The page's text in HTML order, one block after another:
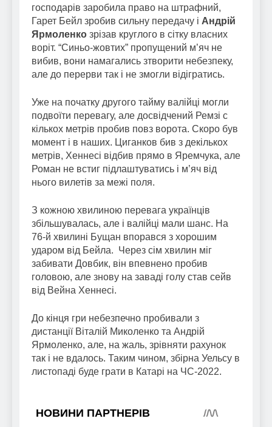
господарів заробила право на штрафний,
Гарет Бейл зробив сильну передачу і Андрій
Ярмоленко зрізав круглого в сітку власних
воріт. “Синьо-жовтих” пропущений м’яч не
вибив, вони намагались зтворити небезпеку,
але до перерви так і не змогли відігратись.
Уже на початку другого тайму валійці могли
подвоїти перевагу, але досвідчений Ремзі с
кількох метрів пробив повз ворота. Скоро був
момент і в наших. Циганков бив з декількох
метрів, Хеннесі відбив прямо в Яремчука, але
Роман не встиг підлаштуватись і м’яч від
нього вилетів за межі поля.
З кожною хвилиною перевага українців
збільшувалась, але і валійці мали шанс. На
76-й хвилині Бущан впорався з хорошим
ударом від Бейла. Через сім хвилин міг
забивати Довбик, він впевнено пробив
головою, але знову на заваді голу став сейв
від Вейна Хеннесі.
До кінця гри небезпечно пробивали з
дистанції Віталій Миколенко та Андрій
Ярмоленко, але, на жаль, зрівняти рахунок
так і не вдалось. Таким чином, збірна Уельсу в
листопаді буде грати в Катарі на ЧС-2022.